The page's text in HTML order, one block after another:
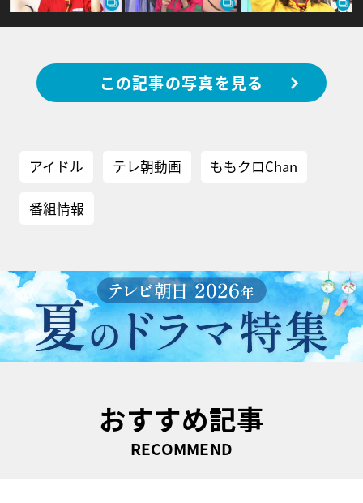
この記事の写真を見る
アイドル テレ朝動画 ももクロChan
番組情報
おすすめ記事
RECOMMEND